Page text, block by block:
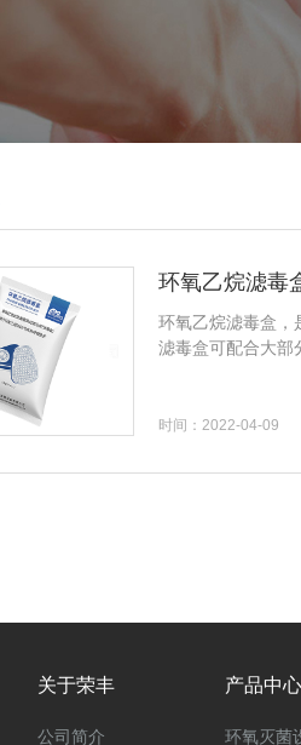
环氧乙烷滤毒
环氧乙烷滤毒盒，
滤毒盒可配合大部
时间：2022-04-09
关于荣丰
公司简介
产品中心
环氧灭菌